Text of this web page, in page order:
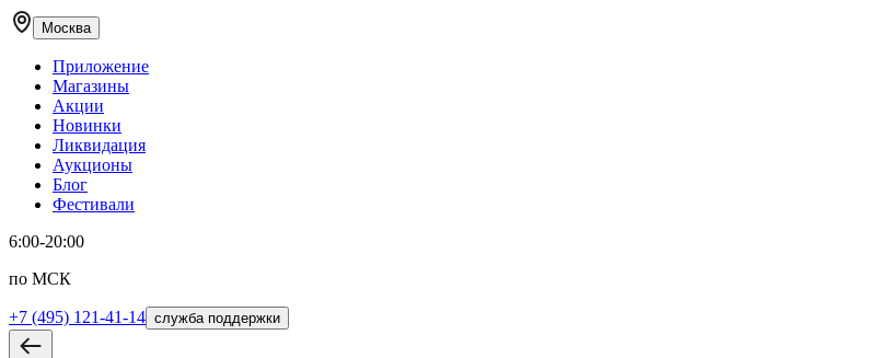
Москва
Приложение
Магазины
Акции
Новинки
Ликвидация
Аукционы
Блог
Фестивали
6:00-20:00
по МСК
+7 (495) 121-41-14 служба поддержки